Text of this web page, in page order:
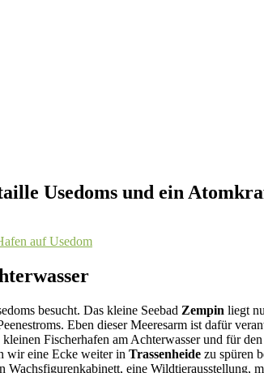
Usedoms und ein
besucht. Das kleine Seebad Zempin liegt
Eben dieser Meeresarm ist dafür
Fischerhafen am Achterwasser und für
wir eine Ecke weiter in Trassenheide zu spüren
eine Wildtierausstellung,